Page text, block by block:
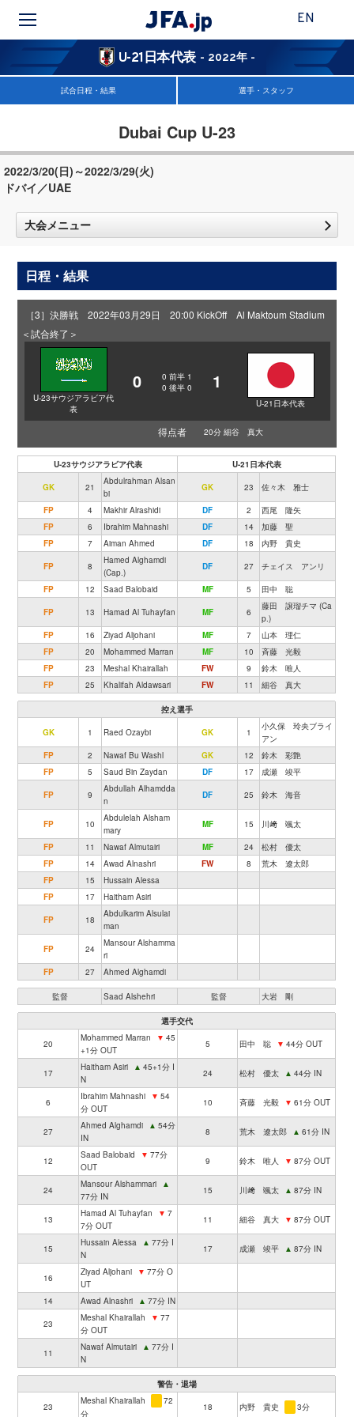
EN
U-21日本代表 - 2022年 -
試合日程・結果 選手・スタッフ
Dubai Cup U-23
2022/3/20(日)～2022/3/29(火)
ドバイ／UAE
大会メニュー
日程・結果
［3］決勝戦 2022年03月29日 20:00 KickOff Al Maktoum Stadium
＜試合終了＞
U-23サウジアラビア代
表
0 0 前半 1
0 後半 0 1
U-21日本代表
得点者 20分 細谷 真大
U-23サウジアラビア代表 U-21日本代表
GK 21
Abdulrahman Alsan
bi
GK 23 佐々木 雅士
FP 4 Makhir Alrashidi DF 2
西尾 隆矢
FP
6 Ibrahim Mahnashi DF 14
加藤 聖
FP
7 Aiman Ahmed DF 18 内野 貴史
FP 8
Hamed Alghamdi
(Cap.)
DF 27 チェイス アンリ
FP 12 Saad Balobaid MF 5 田中 聡
FP 13 Hamad Al Tuhayfan MF 6
藤田 譲瑠チマ (Ca
p.)
FP
16 Ziyad Aljohani MF 7
山本 理仁
FP
20 Mohammed Marran MF 10
斉藤 光毅
FP
23 Meshal Khairallah FW 9
鈴木 唯人
FP
25 Khalifah Aldawsari FW 11 細谷 真大
控え選手
GK 1 Raed Ozaybi GK 1
小久保 玲央ブライ
アン
FP
2 Nawaf Bu Washl GK 12
鈴木 彩艶
FP
5 Saud Bin Zaydan DF 17 成瀬 竣平
FP 9
Abdullah Alhamdda
n
DF 25 鈴木 海音
FP 10
Abdulelah Alsham
mary
MF 15 川﨑 颯太
FP 11 Nawaf Almutairi MF 24
松村 優太
FP
14 Awad Alnashri FW 8
荒木 遼太郎
FP
15
Hussain Alessa
FP
17 Haitham Asiri
FP 18
Abdulkarim Alsulai
man
FP 24
Mansour Alshamma
ri
FP
27 Ahmed Alghamdi
監督 Saad Alshehri 監督 大岩 剛
選手交代
20
Mohammed Marran ▼ 45
+1分 OUT
5 田中 聡 ▼ 44分 OUT
17
Haitham Asiri ▲ 45+1分 I
N
24 松村 優太 ▲ 44分 IN
6
Ibrahim Mahnashi ▼ 54
分 OUT
10 斉藤 光毅 ▼ 61分 OUT
27
Ahmed Alghamdi ▲ 54分
IN
8 荒木 遼太郎 ▲ 61分 IN
12
Saad Balobaid ▼ 77分
OUT
9 鈴木 唯人 ▼ 87分 OUT
24
Mansour Alshammari
▲
77分 IN
15 川﨑 颯太 ▲ 87分 IN
13
Hamad Al Tuhayfan ▼ 7
7分 OUT
11 細谷 真大 ▼ 87分 OUT
15
Hussain Alessa ▲ 77分 I
N
17 成瀬 竣平 ▲ 87分 IN
16
Ziyad Aljohani ▼ 77分 O
UT
14
Awad Alnashri ▲ 77分 IN
23
Meshal Khairallah ▼ 77
分 OUT
11
Nawaf Almutairi ▲ 77分 I
N
警告・退場
23
Meshal Khairallah
72
分
18 内野 貴史 3分